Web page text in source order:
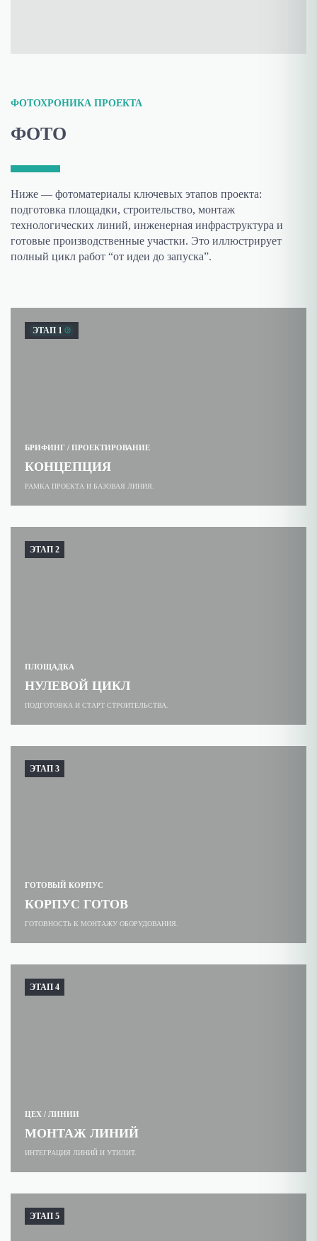
ФОТОХРОНИКА ПРОЕКТА
ФОТО
Ниже — фотоматериалы ключевых этапов проекта:
подготовка площадки, строительство, монтаж
технологических линий, инженерная инфраструктура и
готовые производственные участки. Это иллюстрирует
полный цикл работ “от идеи до запуска”.
ЭТАП 1
БРИФИНГ / ПРОЕКТИРОВАНИЕ
КОНЦЕПЦИЯ
РАМКА ПРОЕКТА И БАЗОВАЯ ЛИНИЯ.
ЭТАП 2
ПЛОЩАДКА
НУЛЕВОЙ ЦИКЛ
ПОДГОТОВКА И СТАРТ СТРОИТЕЛЬСТВА.
ЭТАП 3
ГОТОВЫЙ КОРПУС
КОРПУС ГОТОВ
ГОТОВНОСТЬ К МОНТАЖУ ОБОРУДОВАНИЯ.
ЭТАП 4
ЦЕХ / ЛИНИИ
МОНТАЖ ЛИНИЙ
ИНТЕГРАЦИЯ ЛИНИЙ И УТИЛИТ.
ЭТАП 5